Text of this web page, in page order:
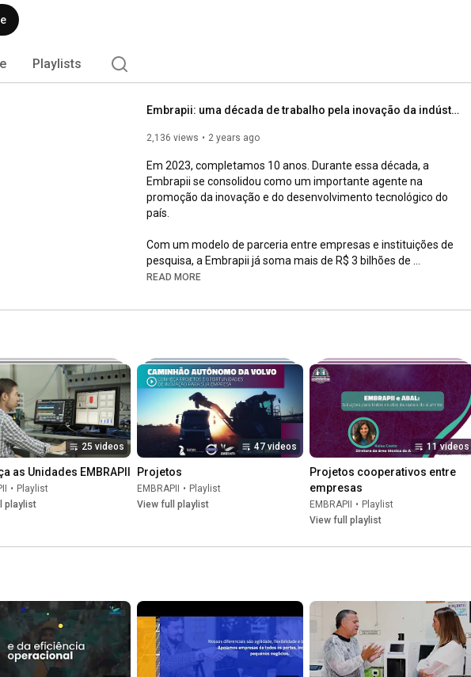
muito mais!
Playlists
Embrapii: uma década de trabalho pela inovação da indústria brasileira
2,136 views 2 years ago
Em 2023, completamos 10 anos. Durante essa década, a
Embrapii se consolidou como um importante agente na
promoção da inovação e do desenvolvimento tecnológico do
país.
Com um modelo de parceria entre empresas e instituições de
pesquisa, a Embrapii já soma mais de R$ 3 bilhões de
investimento em projetos inovadores em áreas como saúde,
READ MORE
25 videos
as Unidades EMBRAPII
• Playlist
playlist
47 videos
Projetos
EMBRAPII • Playlist
View full playlist
11 videos
Projetos cooperativos entre
empresas
EMBRAPII • Playlist
View full playlist